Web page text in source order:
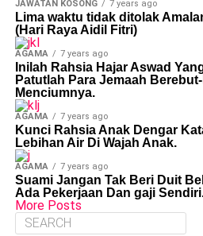
JAWATAN KOSONG 7 years ago
Lima waktu tidak ditolak
(Hari Raya Aidil Fitri)
AGAMA 7 years ago
Inilah Rahsia Hajar Aswad
Patutlah Para Jemaah
Menciumnya.
AGAMA 7 years ago
Kunci Rahsia Anak Dengar
Lebihan Air Di Wajah Anak.
AGAMA 7 years ago
Suami Jangan Tak Beri Duit
Ada Pekerjaan Dan gaji
More Posts